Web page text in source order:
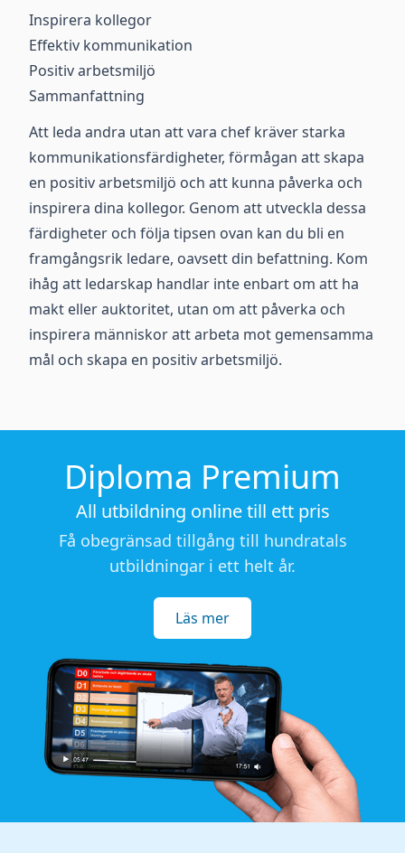
Inspirera kollegor
Effektiv kommunikation
Positiv arbetsmiljö
Sammanfattning
Att leda andra utan att vara chef kräver starka
kommunikationsfärdigheter, förmågan att skapa
en positiv arbetsmiljö och att kunna påverka och
inspirera dina kollegor. Genom att utveckla dessa
färdigheter och följa tipsen ovan kan du bli en
framgångsrik ledare, oavsett din befattning. Kom
ihåg att ledarskap handlar inte enbart om att ha
makt eller auktoritet, utan om att påverka och
inspirera människor att arbeta mot gemensamma
mål och skapa en positiv arbetsmiljö.
Diploma Premium
All utbildning online till ett pris
Få obegränsad tillgång till hundratals
utbildningar i ett helt år.
Läs mer